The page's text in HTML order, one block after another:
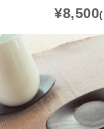
¥8,500